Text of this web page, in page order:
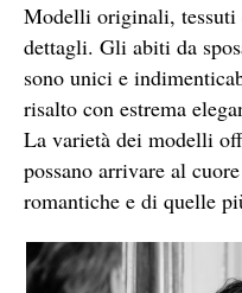
Modelli originali, tessuti
dettagli. Gli abiti da
sono unici e
risalto con estrema
La varietà dei modelli
possano arrivare al
romantiche e di quelle